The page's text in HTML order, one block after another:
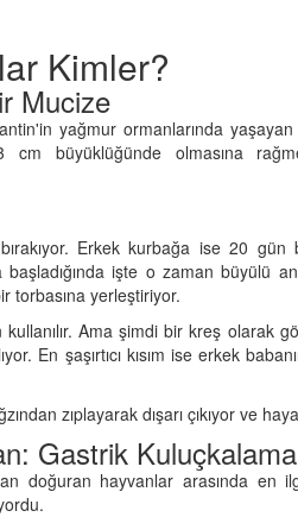
Kimler?
Mucize
yağmur ormanlarında
büyüklüğünde olmasına
Erkek kurbağa ise 20 gün
işte o zaman büyülü
torbasına yerleştiriyor.
Ama şimdi bir kreş olarak
En şaşırtıcı kısım ise erkek
zıplayarak dışarı çıkıyor ve
Gastrik
doğuran hayvanlar arasında en
Önce
Tek
"Delik
Hangi